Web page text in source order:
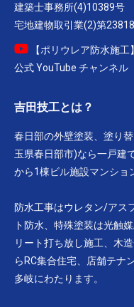
建築士事務所(4)10389号
宅地建物取引業(2)第23818
【ポリウレア防水施工
公式 YouTube チャンネル
吉田技工とは？
春日部の外壁塗装、塗り
玉県春日部市)なら一戸建
から1棟ビル施設マンショ
防水工事はウレタン/アス
ト防水、特殊塗装は光触
リート打ち放し施工、木
らRC集合住宅、店舗テナ
多岐にわたります。